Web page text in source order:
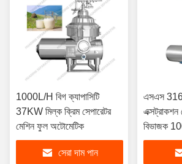
1000L/H বিগ ক্যাপাসিটি
37KW মিল্ক ক্রিম সেপারেটর
মেশিন ফুল অটোমেটিক
সেরা দাম পান
এসএস 316
এক্সট্রাকশন
বিভাজক